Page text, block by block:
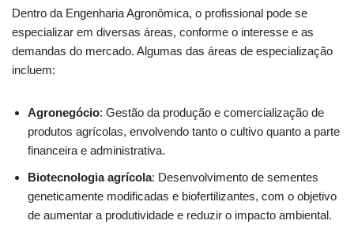
Dentro da Engenharia Agronômica, o profissional pode se
especializar em diversas áreas, conforme o interesse e as
demandas do mercado. Algumas das áreas de especialização
incluem:
Agronegócio: Gestão da produção e comercialização de
produtos agrícolas, envolvendo tanto o cultivo quanto a parte
financeira e administrativa.
Biotecnologia agrícola: Desenvolvimento de sementes
geneticamente modificadas e biofertilizantes, com o objetivo
de aumentar a produtividade e reduzir o impacto ambiental.